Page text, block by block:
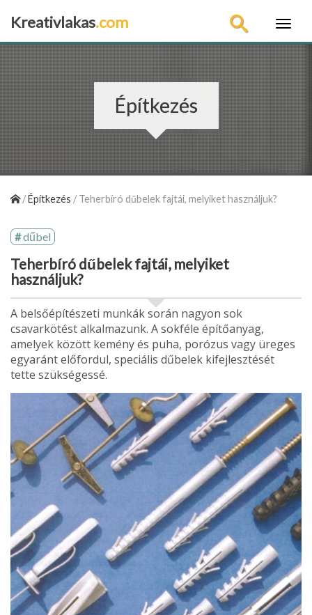
Kreativlakas.com
Építkezés
/Építkezés /Teherbíró dűbelek fajtái, melyiket használjuk?
dűbel
Teherbíró dűbelek fajtái, melyiket
használjuk?
A belsőépítészeti munkák során nagyon sok
csavarkötést alkal­mazunk. A sokféle építőanyag,
amelyek között kemény és puha, porózus vagy üreges
egyaránt előfordul, speciális dűbelek ki­fejlesztését
tette szükségessé.